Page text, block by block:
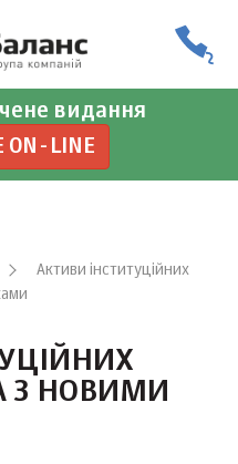
видання
LINE
Активи інституційних
З НОВИМИ